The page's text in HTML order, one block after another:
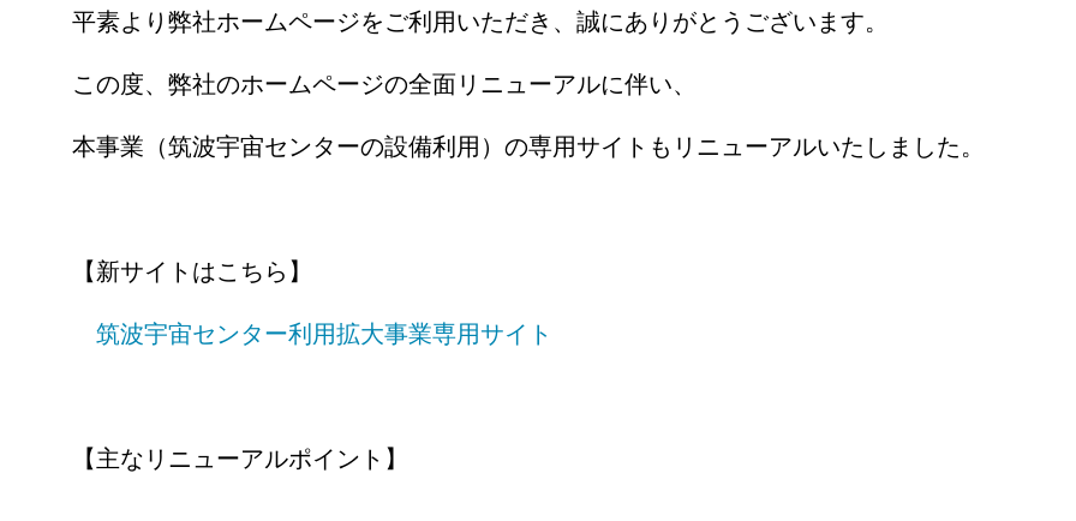
平素より弊社ホームページをご利用いただき、誠にありがとうございます。
この度、弊社のホームページの全面リニューアルに伴い、
本事業（筑波宇宙センターの設備利用）の専用サイトもリニューアルいたしました。
【新サイトはこちら】
筑波宇宙センター利用拡大事業専用サイト
【主なリニューアルポイント】